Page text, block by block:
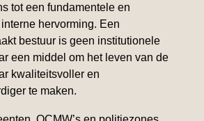
tot een fundamentele en
hervorming. Een
bestuur is geen institutionele
een middel om het leven van de
kwaliteitsvoller en
te maken.